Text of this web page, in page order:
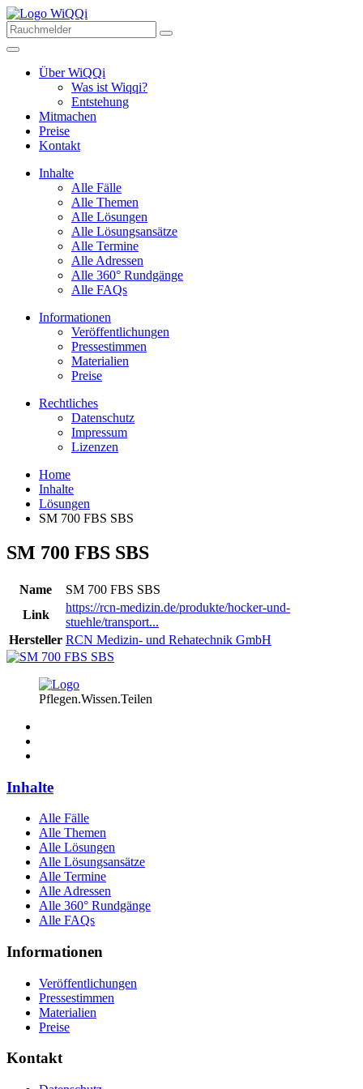
Über WiQQi
Was ist Wiqqi?
Entstehung
Mitmachen
Preise
Kontakt
Inhalte
Alle Fälle
Alle Themen
Alle Lösungen
Alle Lösungsansätze
Alle Termine
Alle Adressen
Alle 360° Rundgänge
Alle FAQs
Informationen
Veröffentlichungen
Pressestimmen
Materialien
Preise
Rechtliches
Datenschutz
Impressum
Lizenzen
Home
Inhalte
Lösungen
SM 700 FBS SBS
SM 700 FBS SBS
Name
SM 700 FBS SBS
Link
https://rcn-medizin.de/produkte/hocker-und-
stuehle/transport...
Hersteller RCN Medizin- und Rehatechnik GmbH
Pflegen.Wissen.Teilen
Inhalte
Alle Fälle
Alle Themen
Alle Lösungen
Alle Lösungsansätze
Alle Termine
Alle Adressen
Alle 360° Rundgänge
Alle FAQs
Informationen
Veröffentlichungen
Pressestimmen
Materialien
Preise
Kontakt